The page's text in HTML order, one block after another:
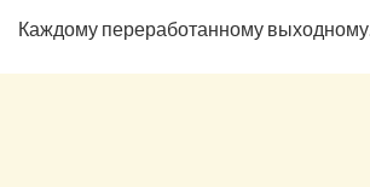
Каждому переработанному выходному.